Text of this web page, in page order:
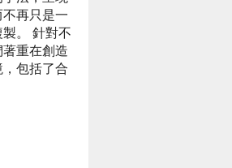
再只是一
。 針對不
重在創造
包括了合